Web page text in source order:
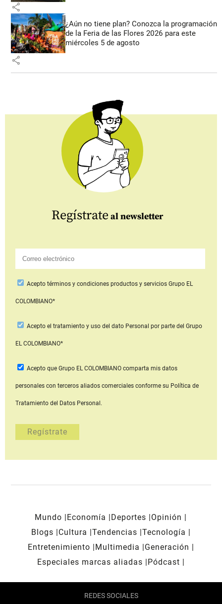
share
¿Aún no tiene plan? Conozca la programación
de la Feria de las Flores 2026 para este
miércoles 5 de agosto
share
Regístrate al newsletter
Aceptotérminos y condiciones productos y serviciosGrupo EL
COLOMBIANO*
Acepto el tratamiento y uso del dato Personal por parte del Grupo
EL COLOMBIANO*
Acepto que Grupo EL COLOMBIANOcomparta mis datos
personales con terceros aliados comerciales conforme su Política de
Tratamiento del Datos Personal.
Mundo Economía Deportes
Opinión
Blogs
Cultura Tendencias Tecnología
Entretenimiento
Multimedia
Generación
Especiales marcas aliadas
Pódcast
REDES SOCIALES